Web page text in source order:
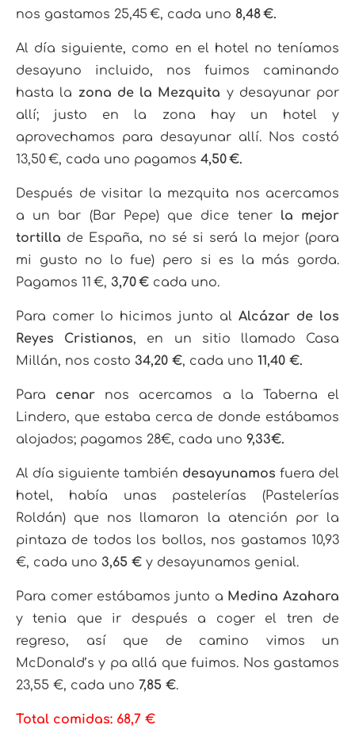
nos gastamos 25,45 €, cada uno 8,48 €.
Al día siguiente, como en el hotel no teníamos
desayuno incluido, nos fuimos caminando
hasta la zona de la Mezquita y desayunar por
allí; justo en la zona hay un hotel y
aprovechamos para desayunar allí. Nos costó
13,50 €, cada uno pagamos 4,50 €.
Después de visitar la mezquita nos acercamos
a un bar (Bar Pepe) que dice tener la mejor
tortilla de España, no sé si será la mejor (para
mi gusto no lo fue) pero si es la más gorda.
Pagamos 11 €, 3,70 € cada uno.
Para comer lo hicimos junto al Alcázar de los
Reyes Cristianos, en un sitio llamado Casa
Millán, nos costo 34,20 €, cada uno 11,40 €.
Para cenar nos acercamos a la Taberna el
Lindero, que estaba cerca de donde estábamos
alojados; pagamos 28€, cada uno 9,33€.
Al día siguiente también desayunamos fuera del
hotel, había unas pastelerías (Pastelerías
Roldán) que nos llamaron la atención por la
pintaza de todos los bollos, nos gastamos 10,93
€, cada uno 3,65 € y desayunamos genial.
Para comer estábamos junto a Medina Azahara
y tenia que ir después a coger el tren de
regreso, así que de camino vimos un
McDonald’s y pa allá que fuimos. Nos gastamos
23,55 €, cada uno 7,85 €.
Total comidas: 68,7 €